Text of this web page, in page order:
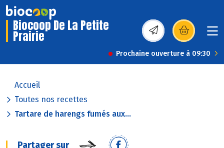
Biocoop De La Petite
Prairie (s’ouvre dans une
Prochaine ouverture à 09:30
Accueil
Toutes nos recettes
Tartare de harengs fumés aux...
Partager sur